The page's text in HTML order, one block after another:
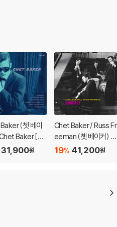
(쳇 베이
Baker [L
31,900원
Chet Baker / Russ Fr
eeman (쳇 베이커) -
Quartet [LP]
41,200원
19%